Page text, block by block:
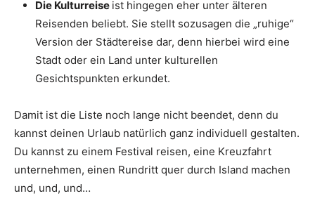
Die Kulturreise ist hingegen eher unter älteren
Reisenden beliebt. Sie stellt sozusagen die „ruhige“
Version der Städtereise dar, denn hierbei wird eine
Stadt oder ein Land unter kulturellen
Gesichtspunkten erkundet.
Damit ist die Liste noch lange nicht beendet, denn du
kannst deinen Urlaub natürlich ganz individuell gestalten.
Du kannst zu einem Festival reisen, eine Kreuzfahrt
unternehmen, einen Rundritt quer durch Island machen
und, und, und…